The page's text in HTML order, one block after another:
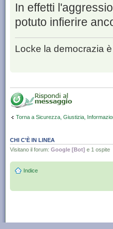
In effetti
potuto infierire
Locke la democrazia
Torna a Sicurezza, Giustizia,
CHI C’È IN LINEA
Visitano il forum: Google [Bot] e 1 ospite
Indice